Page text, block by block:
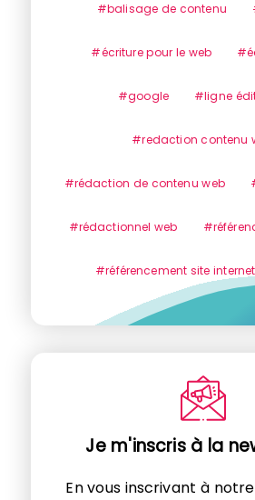
#balisage de contenu
#écriture pour le web
#google #ligne
#redaction contenu
#rédaction de contenu web
#rédactionnel web
#référencement site internet
Je m'inscris à la
En vous inscrivant à